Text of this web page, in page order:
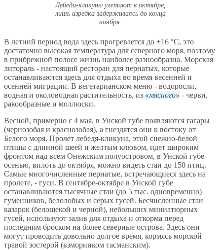
Лебеди-кликуны улетают в октябре,
лишь изредка задерживаясь до конца
ноября.
В летний период вода здесь прогревается до +16 °С, это
достаточно высокая температура для северного моря, поэтому
в прибрежной полосе жизнь наиболее разнообразна. Морская
литораль - настоящий ресторан для пернатых, которые
останавливаются здесь для отдыха во время весенней и
осенней миграции. В вегетарианском меню - водоросли,
водная и околоводная растительность, из
мясного
- черви,
ракообразные и моллюски.
Весной, примерно с 4 мая, в Унской губе появляются гагары
(чернозобая и краснозобая), а гнездятся они к востоку от
Белого моря. Пролет лебедя-кликуна, этой снежно-белой
птицы с длинной шеей и желтым клювом, идет широким
фронтом над всем Онежским полуостровом, в Унской губе
осенью, вплоть до октября, можно видеть стаи до 150 птиц.
Самые многочисленные пернатые, встречающиеся здесь на
пролете, - гуси. В сентябре-октябре в Унской губе
останавливаются тысячные стаи (до 5 тыс. одновременно)
гуменников, белолобых и серых гусей. Бесчисленные стаи
казарок (белощекой и черной), небольших миниатюрных
гусей, используют залив для отдыха и откорма перед
последним броском на более северные острова. Здесь они
могут проводить довольно долгое время, кормясь морской
травой зостерой (взморником тасманским).